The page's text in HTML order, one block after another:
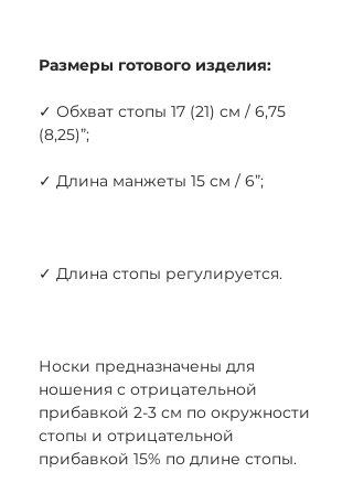
Размеры готового изделия:
✓ Обхват стопы 17 (21) см / 6,75
(8,25)”;
✓ Длина манжеты 15 см / 6”;
✓ Длина стопы регулируется.
Носки предназначены для
ношения с отрицательной
прибавкой 2-3 см по окружности
стопы и отрицательной
прибавкой 15% по длине стопы.